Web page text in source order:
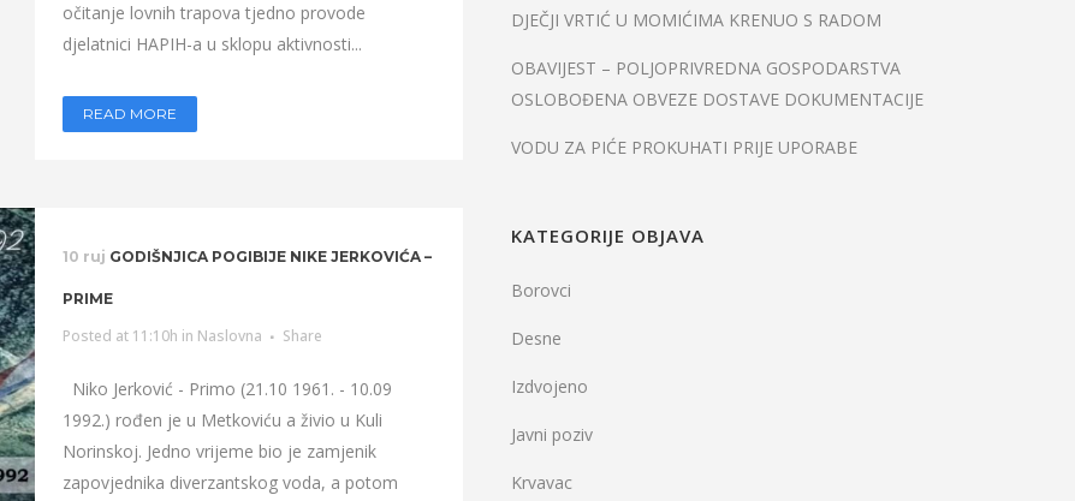
očitanje lovnih trapova tjedno provode
djelatnici HAPIH-a u sklopu aktivnosti...
READ MORE
10 ruj GODIŠNJICA POGIBIJE NIKE JERKOVIĆA –
PRIME
Posted at 11:10h in Naslovna Share
Niko Jerković - Primo (21.10 1961. - 10.09
1992.) rođen je u Metkoviću a živio u Kuli
Norinskoj. Jedno vrijeme bio je zamjenik
zapovjednika diverzantskog voda, a potom
DJEČJI VRTIĆ U MOMIĆIMA KRENUO S RADOM
OBAVIJEST – POLJOPRIVREDNA GOSPODARSTVA
OSLOBOĐENA OBVEZE DOSTAVE DOKUMENTACIJE
VODU ZA PIĆE PROKUHATI PRIJE UPORABE
KATEGORIJE OBJAVA
Borovci
Desne
Izdvojeno
Javni poziv
Krvavac